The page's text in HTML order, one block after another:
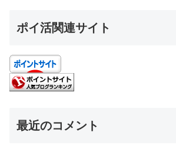
ポイ活関連サイト
最近のコメント